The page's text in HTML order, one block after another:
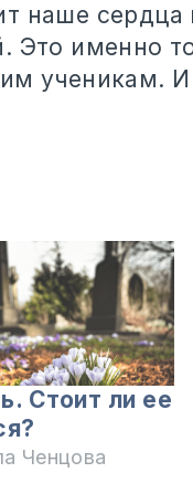
наше сердца
Это именно
ученикам.
Стоит ли ее
Ченцова